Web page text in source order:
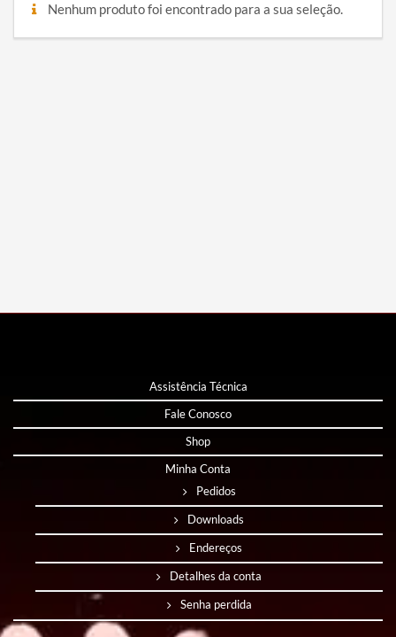
Nenhum produto foi encontrado para a sua seleção.
Assistência Técnica
Fale Conosco
Shop
Minha Conta
Pedidos
Downloads
Endereços
Detalhes da conta
Senha perdida